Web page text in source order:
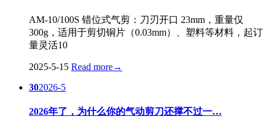
AM-10/100S 错位式气剪：刀刃开口 23mm，重量仅
300g，适用于剪切铜片（0.03mm）、塑料等材料，起订
量灵活10
2025-5-15 Read more→
302026-5
2026年了，为什么你的气动剪刀还撑不过一…